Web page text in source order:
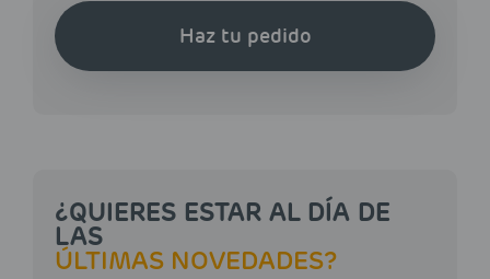
Haz tu pedido
¿QUIERES ESTAR AL DÍA DE
LAS
ÚLTIMAS NOVEDADES?